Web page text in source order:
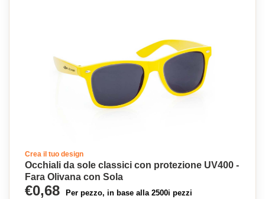
Crea il tuo design
Occhiali da sole classici con protezione UV400 -
Fara Olivana con Sola
€0,68 Per pezzo, in base alla 2500i pezzi